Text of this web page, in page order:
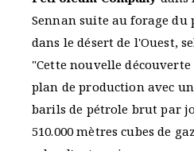
Sennan suite au forage du
dans le désert de l'Ouest,
"Cette nouvelle
plan de production avec
barils de pétrole brut par
510.000 mètres cubes de